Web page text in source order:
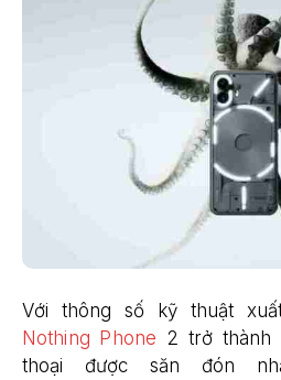
Với thông số kỹ thuật
Nothing Phone 2 trở thành
thoại được săn đón